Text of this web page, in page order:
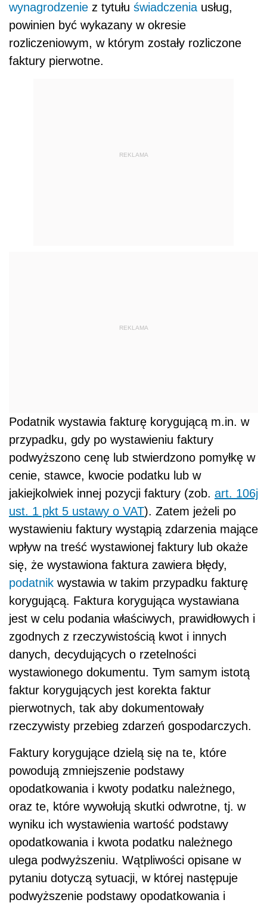
wynagrodzenie z tytułu świadczenia usług,
powinien być wykazany w okresie
rozliczeniowym, w którym zostały rozliczone
faktury pierwotne.
REKLAMA
REKLAMA
Podatnik wystawia fakturę korygującą m.in. w
przypadku, gdy po wystawieniu faktury
podwyższono cenę lub stwierdzono pomyłkę w
cenie, stawce, kwocie podatku lub w
jakiejkolwiek innej pozycji faktury (zob. art. 106j
ust. 1 pkt 5 ustawy o VAT). Zatem jeżeli po
wystawieniu faktury wystąpią zdarzenia mające
wpływ na treść wystawionej faktury lub okaże
się, że wystawiona faktura zawiera błędy,
podatnik wystawia w takim przypadku fakturę
korygującą. Faktura korygująca wystawiana
jest w celu podania właściwych, prawidłowych i
zgodnych z rzeczywistością kwot i innych
danych, decydujących o rzetelności
wystawionego dokumentu. Tym samym istotą
faktur korygujących jest korekta faktur
pierwotnych, tak aby dokumentowały
rzeczywisty przebieg zdarzeń gospodarczych.
Faktury korygujące dzielą się na te, które
powodują zmniejszenie podstawy
opodatkowania i kwoty podatku należnego,
oraz te, które wywołują skutki odwrotne, tj. w
wyniku ich wystawienia wartość podstawy
opodatkowania i kwota podatku należnego
ulega podwyższeniu. Wątpliwości opisane w
pytaniu dotyczą sytuacji, w której następuje
podwyższenie podstawy opodatkowania i